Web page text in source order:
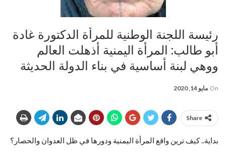
رئيسة اللجنة الوطنية للمرأة الدكتورة غادة
أبو طالب: المرأة اليمنية أذهلت العالم
ووهي لبنة أساسية في بناء الدولة الحديثة
On مايو 14, 2020
Share
بداية.. كيف ترين واقع المرأة اليمنية ودورها في ظل العدوان والحصار؟